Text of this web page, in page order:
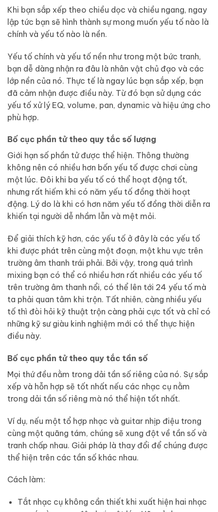
Khi bạn sắp xếp theo chiều dọc và chiều ngang, ngay
lập tức bạn sẽ hình thành sự mong muốn yếu tố nào là
chính và yếu tố nào là nền.
Yếu tố chính và yếu tố nền như trong một bức tranh,
bạn dễ dàng nhận ra đâu là nhân vật chủ đạo và các
lớp nền của nó. Thực tế là ngay lúc bạn sắp xếp, bạn
đã cảm nhận được điều này. Từ đó bạn sử dụng các
yếu tố xử lý EQ, volume, pan, dynamic và hiệu ứng cho
phù hợp.
Bố cục phần tử theo quy tắc số lượng
Giới hạn số phần tử được thể hiện. Thông thường
không nên có nhiều hơn bốn yếu tố được chơi cùng
một lúc. Đôi khi ba yếu tố có thể hoạt động tốt,
nhưng rất hiếm khi có năm yếu tố đồng thời hoạt
động. Lý do là khi có hơn năm yếu tố đồng thời diễn ra
khiến tại người dễ nhầm lẫn và mệt mỏi.
Để giải thích kỹ hơn, các yếu tố ở đây là các yếu tố
khi được phát trên cùng một đoạn, một khu vực trên
trường âm thanh trái phải. Bởi vậy, trong quá trình
mixing bạn có thể có nhiều hơn rất nhiều các yếu tố
trên trường âm thanh nổi, có thể lên tới 24 yếu tố mà
ta phải quan tâm khi trộn. Tất nhiên, càng nhiều yếu
tố thì đòi hỏi kỹ thuật trộn càng phải cực tốt và chỉ có
những kỹ sư giàu kinh nghiệm mới có thể thực hiện
điều này.
Bố cục phần tử theo quy tắc tần số
Mọi thứ đều nằm trong dải tần số riêng của nó. Sự sắp
xếp và hỗn hợp sẽ tốt nhất nếu các nhạc cụ nằm
trong dải tần số riêng mà nó thể hiện tốt nhất.
Ví dụ, nếu một tổ hợp nhạc và guitar nhịp điệu trong
cùng một quãng tám, chúng sẽ xung đột về tần số và
tranh chấp nhau. Giải pháp là thay đổi để chúng được
thể hiện trên các tần số khác nhau.
Cách làm:
Tắt nhạc cụ không cần thiết khi xuất hiện hai nhạc